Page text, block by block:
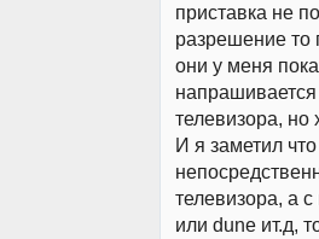
приставка не
разрешение то
они у меня
напрашивается
телевизора, но
И я заметил
телевизора, а
или dune ит.д,